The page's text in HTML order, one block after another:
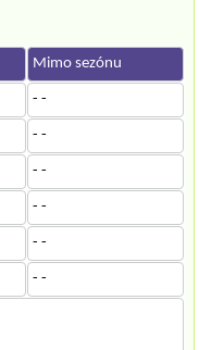
Mimo sezónu
- -
- -
- -
- -
- -
- -